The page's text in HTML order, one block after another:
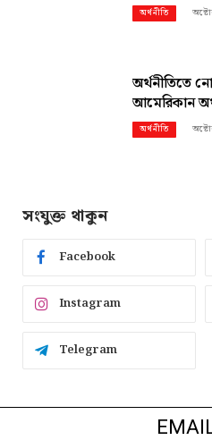
অর্থনীতি
অর্থনীতিতে
আমেরিকান
অর্থনীতি
সংযুক্ত থাকুন
Facebook
Instagram
Telegram